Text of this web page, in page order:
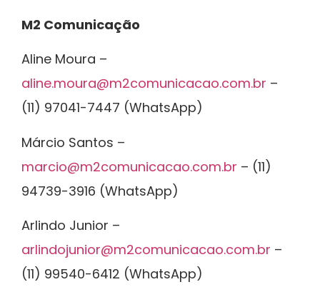
M2 Comunicação
Aline Moura –
aline.moura@m2comunicacao.com.br –
(11) 97041-7447 (WhatsApp)
Márcio Santos –
marcio@m2comunicacao.com.br – (11)
94739-3916 (WhatsApp)
Arlindo Junior –
arlindojunior@m2comunicacao.com.br –
(11) 99540-6412 (WhatsApp)